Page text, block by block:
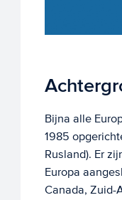
Bijna alle
1985
Rusland). Er
Europa
Canada, Zuid-